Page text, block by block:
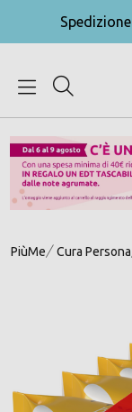
Spedizione
PiùMe Cura Persona